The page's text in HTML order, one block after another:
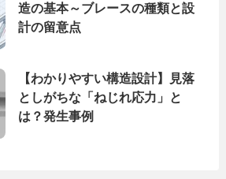
造の基本～ブレースの種類と設
計の留意点
【わかりやすい構造設計】見落
としがちな「ねじれ応力」と
は？発生事例